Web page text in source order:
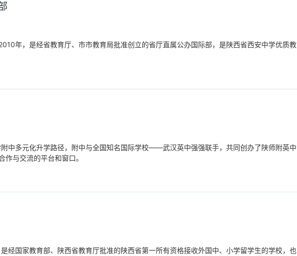
年，是经省教育厅、市市教育局批准创立的省厅直属公办国际部，是陕西省西安中学优质教
中多元化升学路径，附中与全国知名国际学校——武汉英中强强联手，共同创办了陕师附英中
作与交流的平台和窗口。
经国家教育部、陕西省教育厅批准的陕西省第一所有资格接收外国中、小学留学生的学校，也